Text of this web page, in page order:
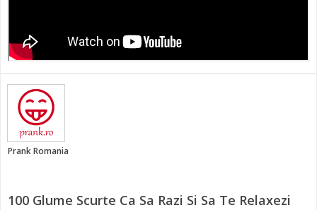
Prank Romania
100 Glume Scurte Ca Sa Razi Si Sa Te Relaxezi